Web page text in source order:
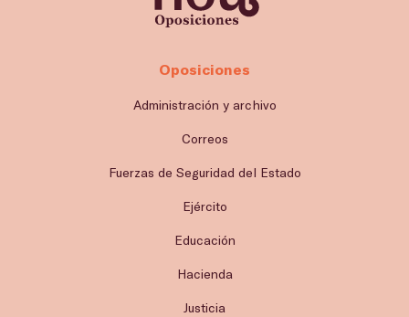
Oposiciones
Administración y archivo
Correos
Fuerzas de Seguridad del Estado
Ejército
Educación
Hacienda
Justicia